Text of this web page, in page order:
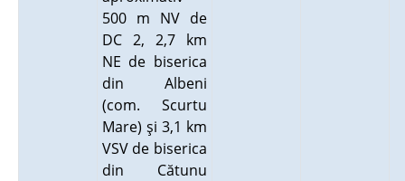
500 m NV de
DC 2, 2,7 km
NE de biserica
din Albeni
(com. Scurtu
Mare) şi 3,1 km
VSV de biserica
din Cătunu